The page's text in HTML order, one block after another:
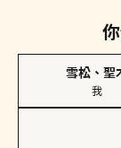
雪松、聖
我